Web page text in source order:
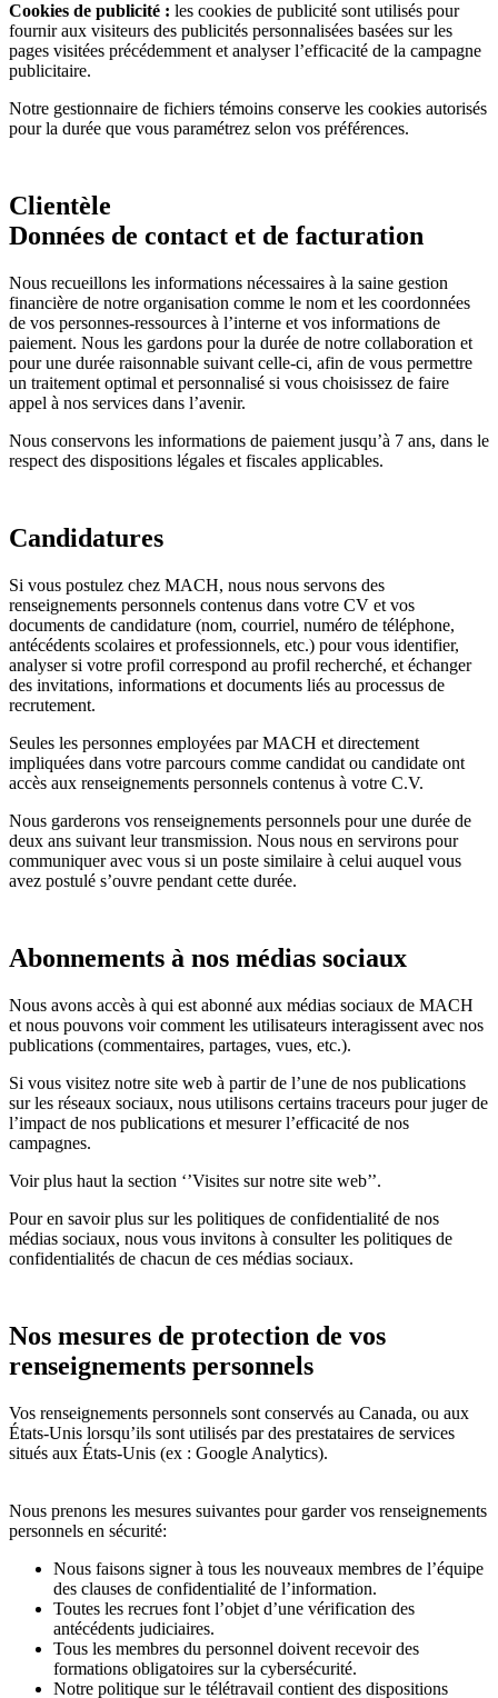
Cookies de publicité : les cookies de publicité sont utilisés pour
fournir aux visiteurs des publicités personnalisées basées sur les
pages visitées précédemment et analyser l’efficacité de la campagne
publicitaire.
Notre gestionnaire de fichiers témoins conserve les cookies autorisés
pour la durée que vous paramétrez selon vos préférences.
Clientèle
Données de contact et de facturation
Nous recueillons les informations nécessaires à la saine gestion
financière de notre organisation comme le nom et les coordonnées
de vos personnes-ressources à l’interne et vos informations de
paiement. Nous les gardons pour la durée de notre collaboration et
pour une durée raisonnable suivant celle-ci, afin de vous permettre
un traitement optimal et personnalisé si vous choisissez de faire
appel à nos services dans l’avenir.
Nous conservons les informations de paiement jusqu’à 7 ans, dans le
respect des dispositions légales et fiscales applicables.
Candidatures
Si vous postulez chez MACH, nous nous servons des
renseignements personnels contenus dans votre CV et vos
documents de candidature (nom, courriel, numéro de téléphone,
antécédents scolaires et professionnels, etc.) pour vous identifier,
analyser si votre profil correspond au profil recherché, et échanger
des invitations, informations et documents liés au processus de
recrutement.
Seules les personnes employées par MACH et directement
impliquées dans votre parcours comme candidat ou candidate ont
accès aux renseignements personnels contenus à votre C.V.
Nous garderons vos renseignements personnels pour une durée de
deux ans suivant leur transmission. Nous nous en servirons pour
communiquer avec vous si un poste similaire à celui auquel vous
avez postulé s’ouvre pendant cette durée.
Abonnements à nos médias sociaux
Nous avons accès à qui est abonné aux médias sociaux de MACH
et nous pouvons voir comment les utilisateurs interagissent avec nos
publications (commentaires, partages, vues, etc.).
Si vous visitez notre site web à partir de l’une de nos publications
sur les réseaux sociaux, nous utilisons certains traceurs pour juger de
l’impact de nos publications et mesurer l’efficacité de nos
campagnes.
Voir plus haut la section ‘’Visites sur notre site web’’.
Pour en savoir plus sur les politiques de confidentialité de nos
médias sociaux, nous vous invitons à consulter les politiques de
confidentialités de chacun de ces médias sociaux.
Nos mesures de protection de vos
renseignements personnels
Vos renseignements personnels sont conservés au Canada, ou aux
États-Unis lorsqu’ils sont utilisés par des prestataires de services
situés aux États-Unis (ex : Google Analytics).
Nous prenons les mesures suivantes pour garder vos renseignements
personnels en sécurité:
Nous faisons signer à tous les nouveaux membres de l’équipe
des clauses de confidentialité de l’information.
Toutes les recrues font l’objet d’une vérification des
antécédents judiciaires.
Tous les membres du personnel doivent recevoir des
formations obligatoires sur la cybersécurité.
Notre politique sur le télétravail contient des dispositions